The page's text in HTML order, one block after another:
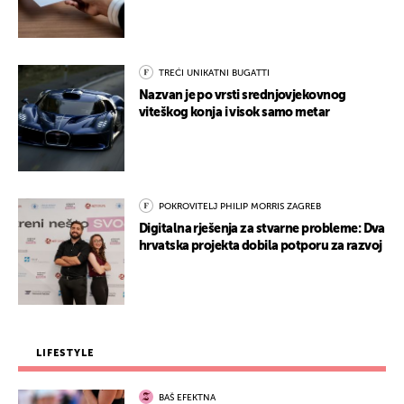
TREĆI UNIKATNI BUGATTI
Nazvan je po vrsti srednjovjekovnog
viteškog konja i visok samo metar
POKROVITELJ PHILIP MORRIS ZAGREB
Digitalna rješenja za stvarne probleme: Dva
hrvatska projekta dobila potporu za razvoj
LIFESTYLE
BAŠ EFEKTNA